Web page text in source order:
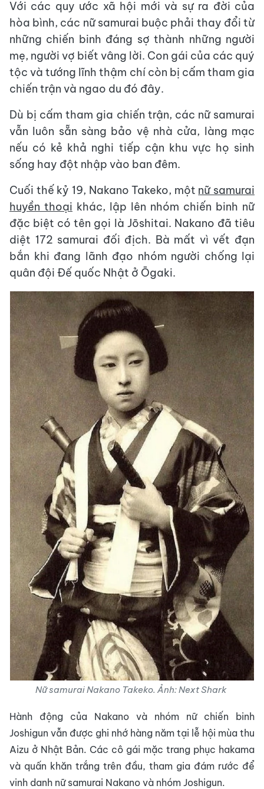
Với các quy ước xã hội mới và sự ra đời của
hòa bình, các nữ samurai buộc phải thay đổi từ
những chiến binh đáng sợ thành những người
mẹ, người vợ biết vâng lời. Con gái của các quý
tộc và tướng lĩnh thậm chí còn bị cấm tham gia
chiến trận và ngao du đó đây.
Dù bị cấm tham gia chiến trận, các nữ samurai
vẫn luôn sẵn sàng bảo vệ nhà cửa, làng mạc
nếu có kẻ khả nghi tiếp cận khu vực họ sinh
sống hay đột nhập vào ban đêm.
Cuối thế kỷ 19, Nakano Takeko, một nữ samurai
huyền thoại khác, lập lên nhóm chiến binh nữ
đặc biệt có tên gọi là Jōshitai. Nakano đã tiêu
diệt 172 samurai đối địch. Bà mất vì vết đạn
bắn khi đang lãnh đạo nhóm người chống lại
quân đội Đế quốc Nhật ở Ōgaki.
Nữ samurai Nakano Takeko. Ảnh: Next Shark
Hành động của Nakano và nhóm nữ chiến binh
Joshigun vẫn được ghi nhớ hàng năm tại lễ hội mùa thu
Aizu ở Nhật Bản. Các cô gái mặc trang phục hakama
và quấn khăn trắng trên đầu, tham gia đám rước để
vinh danh nữ samurai Nakano và nhóm Joshigun.